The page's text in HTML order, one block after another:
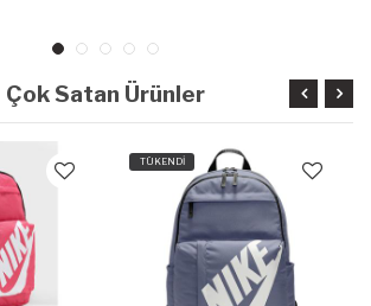
Çok Satan Ürünler
TÜKENDİ